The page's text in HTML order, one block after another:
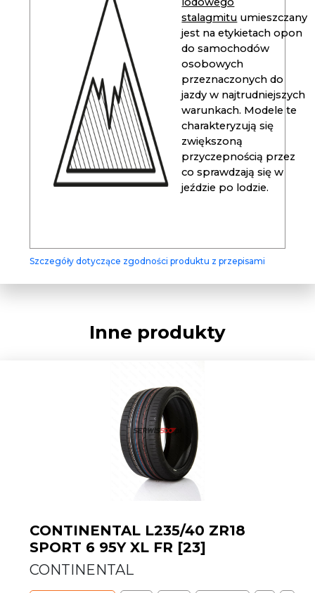
stalagmitu umieszczany
jest na etykietach opon
do samochodów
osobowych
przeznaczonych do
jazdy w najtrudniejszych
warunkach. Modele te
charakteryzują się
zwiększoną
przyczepnością przez
co sprawdzają się w
jeździe po lodzie.
Szczegóły dotyczące zgodności produktu z przepisami
Inne produkty
CONTINENTAL L235/40 ZR18
SPORT 6 95Y XL FR [23]
CONTINENTAL